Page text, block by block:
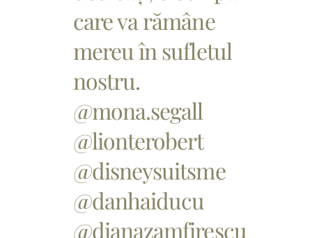
care va rămâne
mereu în sufletul
nostru.
@mona.segall
@lionterobert
@disneysuitsme
@danhaiducu
@dianazamfirescu